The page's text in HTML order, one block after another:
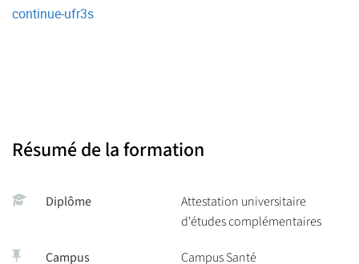
continue-ufr3s
Résumé de la formation
Diplôme
Attestation universitaire
d'études complémentaires
Campus Campus Santé